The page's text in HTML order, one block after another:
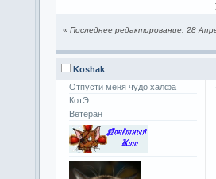
« Последнее редактирование: 28
Koshak
Отпусти меня чудо халфа
КотЭ
Ветеран